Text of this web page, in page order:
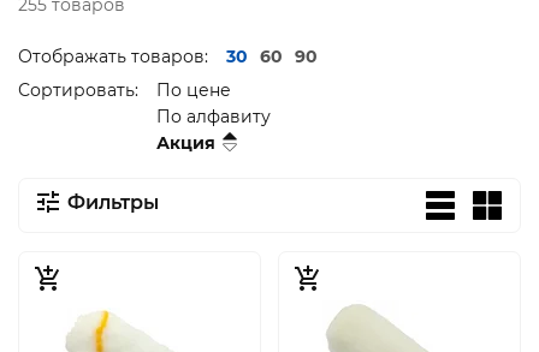
255 товаров
Отображать товаров: 30 60
90
Сортировать:
По цене
По алфавиту
Акция
Фильтры